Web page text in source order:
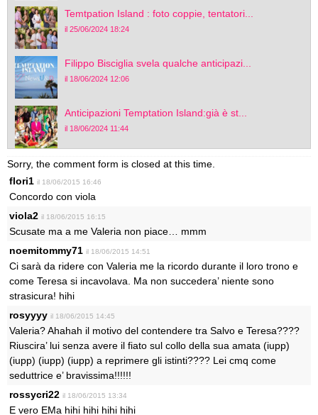
Temtpation Island : foto coppie, tentatori...
il 25/06/2024 18:24
Filippo Bisciglia svela qualche anticipazi...
il 18/06/2024 12:06
Anticipazioni Temptation Island:già è st...
il 18/06/2024 11:44
Sorry, the comment form is closed at this time.
flori1 il 18/06/2015 16:46
Concordo con viola
viola2 il 18/06/2015 16:15
Scusate ma a me Valeria non piace… mmm
noemitommy71 il 18/06/2015 14:51
Ci sarà da ridere con Valeria me la ricordo durante il loro trono e
come Teresa si incavolava. Ma non succedera’ niente sono
strasicura! hihi
rosyyyy il 18/06/2015 14:45
Valeria? Ahahah il motivo del contendere tra Salvo e Teresa????
Riuscira’ lui senza avere il fiato sul collo della sua amata (iupp)
(iupp) (iupp) (iupp) a reprimere gli istinti???? Lei cmq come
seduttrice e’ bravissima!!!!!!
rossycri22 il 18/06/2015 13:34
E vero EMa hihi hihi hihi hihi